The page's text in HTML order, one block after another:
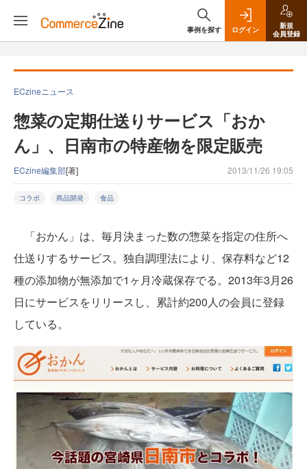
事例を探す ログイン
新規
会員登録
ECzineニュース
惣菜の定期仕送りサービス「おか
ん」、日南市の特産物を限定販売
ECzine編集部[著] 2013/11/26 19:05
コラボ 商品開発 食品
「おかん」は、毎月決まった数の惣菜を指定の住所へ
仕送りするサービス。独自調理法により、保存料など12
種の添加物が無添加で1ヶ月冷蔵保存でる。2013年3月26
日にサービスをリリースし、累計約200人の会員に登録
している。